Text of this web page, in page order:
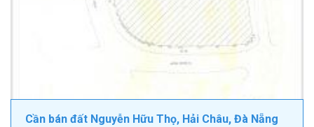
Cần bán đất Nguyễn Hữu Thọ, Hải Châu, Đà Nẵng